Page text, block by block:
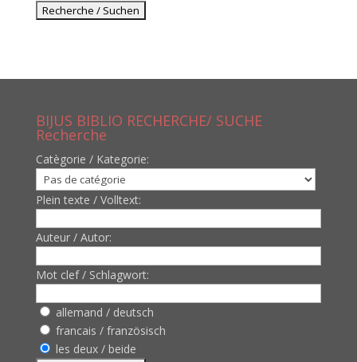
BIJUS BIBLIO RECHERCHE/ SUCHE
Recherche
Catègorie / Kategorie:
Plein texte / Volltext:
Auteur / Autor:
Mot clef / Schlagwort:
allemand / deutsch
francais / französisch
les deux / beide